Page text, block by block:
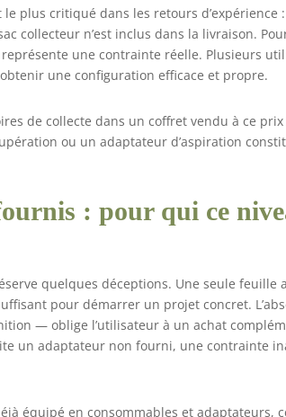
le plus critiqué dans les retours
collecteur n’est inclus dans la livraison.
une contrainte réelle. Plusieurs
une configuration efficace et propre.
de collecte dans un coffret vendu à ce
ou un adaptateur d’aspiration
: pour qui ce
quelques déceptions. Une seule feuille
pour démarrer un projet concret.
— oblige l’utilisateur à un achat
un adaptateur non fourni, une contrainte
équipé en consommables et adaptateurs,